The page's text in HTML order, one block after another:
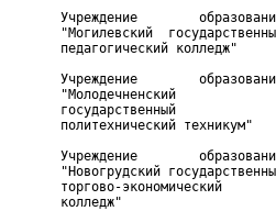
Учреждение
"Могилевский
педагогический колледж"
Учреждение
"Молодечненский
государственный
политехнический техникум"
Учреждение
"Новогрудский
торгово-экономический
колледж"